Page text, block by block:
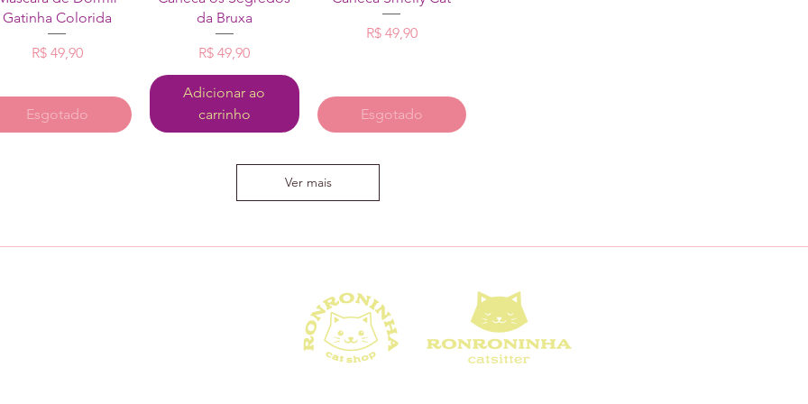
Gatinha Colorida
Preço
R$ 49,90
Esgotado
da Bruxa
Preço
R$ 49,90
Adicionar ao
carrinho
Preço
R$ 49,90
Esgotado
Ver mais